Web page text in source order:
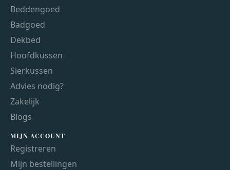
Beddengoed
Badgoed
Dekbed
Hoofdkussen
Sierkussen
Advies nodig?
Zakelijk
Blogs
MIJN ACCOUNT
Registreren
Mijn bestellingen